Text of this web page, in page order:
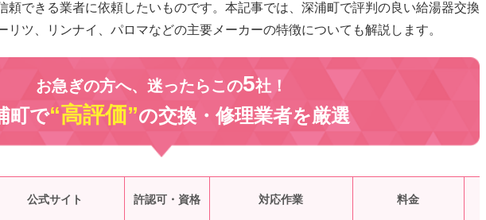
頼できる業者に依頼したいものです。本記事では、深浦町で評判の良い給湯器交換
リツ、リンナイ、パロマなどの主要メーカーの特徴についても解説します。
お急ぎの方へ、迷ったらこの5社！
町で“高評価”の交換・修理業者を厳選
公式サイト 許認可・資格 対応作業 料金